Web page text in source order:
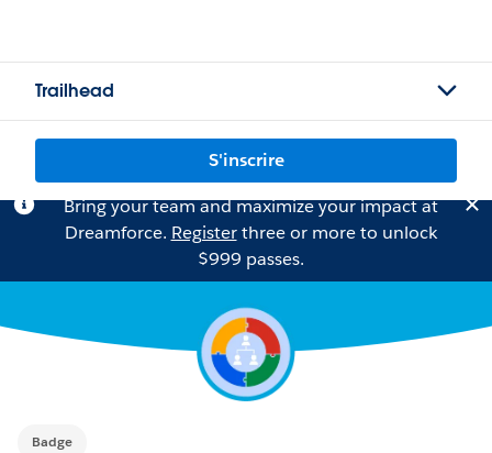
Trailhead
S'inscrire
Bring your team and maximize your impact at
Dreamforce. Registerthree or more to unlock
$999 passes.
Badge